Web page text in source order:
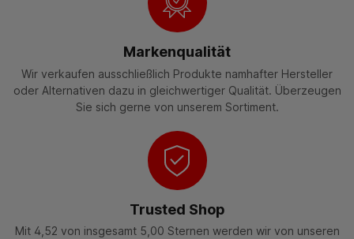
Markenqualität
Wir verkaufen ausschließlich Produkte namhafter Hersteller
oder Alternativen dazu in gleichwertiger Qualität. Überzeugen
Sie sich gerne von unserem Sortiment.
Trusted Shop
Mit 4,52 von insgesamt 5,00 Sternen werden wir von unseren